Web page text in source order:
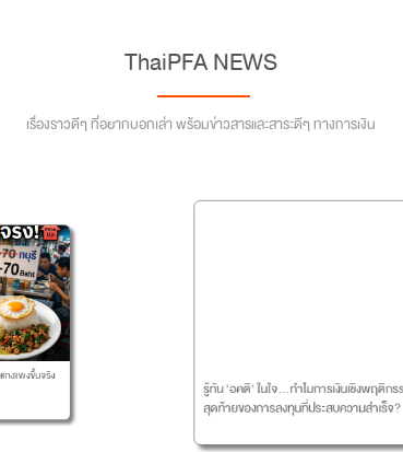
ThaiPFA NEWS
เรื่องราวดีๆ ที่อยากบอกเล่า พร้อมข่าวสารและสาระดีๆ ทางการเงิน
รู้ทัน 'อคติ' ในใจ...ทำไมการเงินเชิงพฤติกรรมคือจิ๊กซอว์ชิ้น
สุดท้ายของการลงทุนที่ประสบความสำเร็จ?